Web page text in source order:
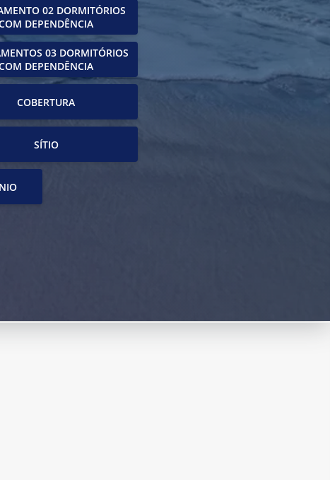
02 DORMITÓRIOS
DEPENDÊNCIA
03 DORMITÓRIOS
DEPENDÊNCIA
COBERTURA
SÍTIO